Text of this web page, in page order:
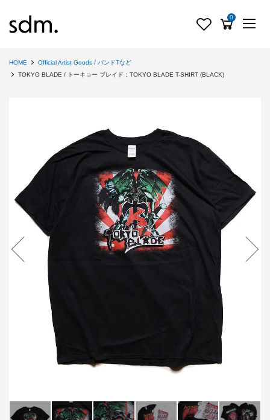
0
HOME
Official Artist Goods / バンドTなど
TOKYO BLADE / トーキョー ブレイド：TOKYO BLADE T-SHIRT (BLACK)